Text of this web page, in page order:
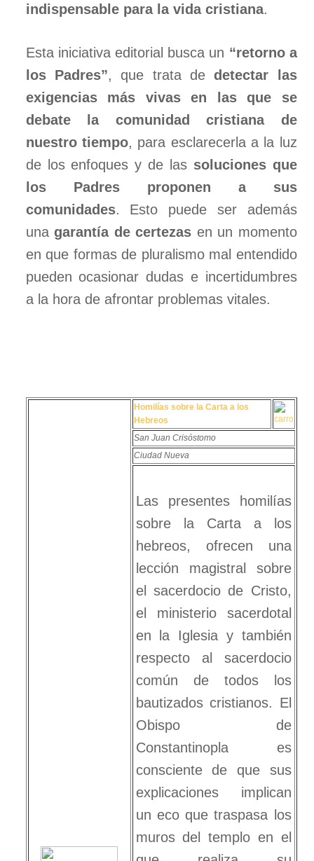
indispensable para la vida cristiana.
Esta iniciativa editorial busca un “retorno a
los Padres”, que trata de detectar las
exigencias más vivas en las que se
debate la comunidad cristiana de
nuestro tiempo, para esclarecerla a la luz
de los enfoques y de las soluciones que
los Padres proponen a sus
comunidades. Esto puede ser además
unagarantía de certezas en un momento
en que formas de pluralismo mal entendido
pueden ocasionar dudas e incertidumbres
a la hora de afrontar problemas vitales.
Homilías sobre la Carta a los
Hebreos
San Juan Crisóstomo
Ciudad Nueva
Las presentes homilías
sobre la Carta a los
hebreos, ofrecen una
lección magistral sobre
el sacerdocio de Cristo,
el ministerio sacerdotal
en la Iglesia y también
respecto al sacerdocio
común de todos los
bautizados cristianos. El
Obispo de
Constantinopla es
consciente de que sus
explicaciones implican
un eco que traspasa los
muros del templo en el